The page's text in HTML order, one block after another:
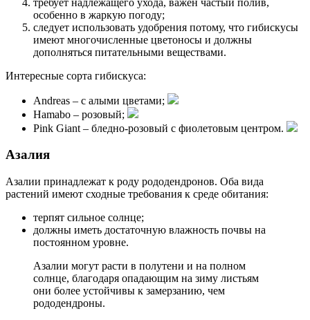
особенно в жаркую погоду;
следует использовать удобрения потому, что гибискусы
имеют многочисленные цветоносы и должны
дополняться питательными веществами.
Интересные сорта гибискуса:
Andreas – с алыми цветами;
Hamabo – розовый;
Pink Giant – бледно-розовый с фиолетовым центром.
Азалия
Азалии принадлежат к роду рододендронов. Оба вида
растений имеют сходные требования к среде обитания:
терпят сильное солнце;
должны иметь достаточную влажность почвы на
постоянном уровне.
Азалии могут расти в полутени и на полном
солнце, благодаря опадающим на зиму листьям
они более устойчивы к замерзанию, чем
рододендроны.